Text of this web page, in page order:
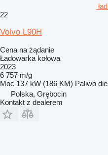
22
Volvo L90H
Cena na żądanie
Ładowarka kołowa
2023
6 757 m/g
Moc 137 kW (186 KM) Paliwo
Polska, Grębocin
Kontakt z dealerem